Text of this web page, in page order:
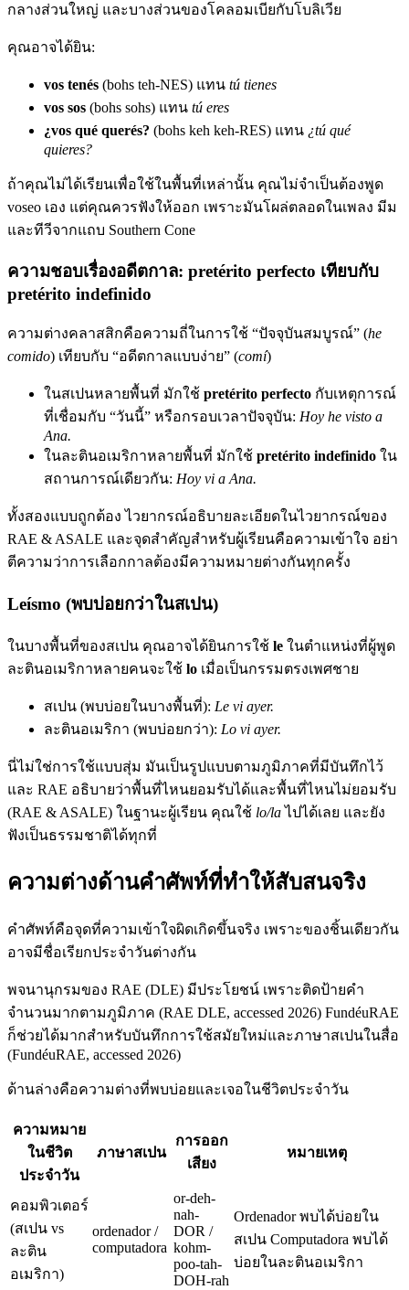
กลางส่วนใหญ่ และบางส่วนของโคลอมเบียกับโบลิเวีย
คุณอาจได้ยิน:
vos tenés (bohs teh-NES) แทน tú tienes
vos sos (bohs sohs) แทน tú eres
¿vos qué querés? (bohs keh keh-RES) แทน ¿tú qué
quieres?
ถ้าคุณไม่ได้เรียนเพื่อใช้ในพื้นที่เหล่านั้น คุณไม่จำเป็นต้องพูด
voseo เอง แต่คุณควรฟังให้ออก เพราะมันโผล่ตลอดในเพลง มีม
และทีวีจากแถบ Southern Cone
ความชอบเรื่องอดีตกาล: pretérito perfecto เทียบกับ
pretérito indefinido
ความต่างคลาสสิกคือความถี่ในการใช้ “ปัจจุบันสมบูรณ์” (he
comido) เทียบกับ “อดีตกาลแบบง่าย” (comí)
ในสเปนหลายพื้นที่ มักใช้ pretérito perfecto กับเหตุการณ์
ที่เชื่อมกับ “วันนี้” หรือกรอบเวลาปัจจุบัน: Hoy he visto a
Ana.
ในละตินอเมริกาหลายพื้นที่ มักใช้ pretérito indefinido ใน
สถานการณ์เดียวกัน: Hoy vi a Ana.
ทั้งสองแบบถูกต้อง ไวยากรณ์อธิบายละเอียดในไวยากรณ์ของ
RAE & ASALE และจุดสำคัญสำหรับผู้เรียนคือความเข้าใจ อย่า
ตีความว่าการเลือกกาลต้องมีความหมายต่างกันทุกครั้ง
Leísmo (พบบ่อยกว่าในสเปน)
ในบางพื้นที่ของสเปน คุณอาจได้ยินการใช้ le ในตำแหน่งที่ผู้พูด
ละตินอเมริกาหลายคนจะใช้ lo เมื่อเป็นกรรมตรงเพศชาย
สเปน (พบบ่อยในบางพื้นที่): Le vi ayer.
ละตินอเมริกา (พบบ่อยกว่า): Lo vi ayer.
นี่ไม่ใช่การใช้แบบสุ่ม มันเป็นรูปแบบตามภูมิภาคที่มีบันทึกไว้
และ RAE อธิบายว่าพื้นที่ไหนยอมรับได้และพื้นที่ไหนไม่ยอมรับ
(RAE & ASALE) ในฐานะผู้เรียน คุณใช้ lo/laไปได้เลย และยัง
ฟังเป็นธรรมชาติได้ทุกที่
ความต่างด้านคำศัพท์ที่ทำให้สับสนจริง
คำศัพท์คือจุดที่ความเข้าใจผิดเกิดขึ้นจริง เพราะของชิ้นเดียวกัน
อาจมีชื่อเรียกประจำวันต่างกัน
พจนานุกรมของ RAE (DLE) มีประโยชน์ เพราะติดป้ายคำ
จำนวนมากตามภูมิภาค (RAE DLE, accessed 2026) FundéuRAE
ก็ช่วยได้มากสำหรับบันทึกการใช้สมัยใหม่และภาษาสเปนในสื่อ
(FundéuRAE, accessed 2026)
ด้านล่างคือความต่างที่พบบ่อยและเจอในชีวิตประจำวัน
ความหมาย
ในชีวิต
ประจำวัน
ภาษาสเปน
การออก
เสียง
หมายเหตุ
คอมพิวเตอร์
(สเปน vs
ละติน
อเมริกา)
ordenador /
computadora
or-deh-
nah-
DOR /
kohm-
poo-tah-
DOH-rah
Ordenador พบได้บ่อยใน
สเปน Computadora พบได้
บ่อยในละตินอเมริกา